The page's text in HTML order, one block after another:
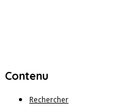
Contenu
Rechercher